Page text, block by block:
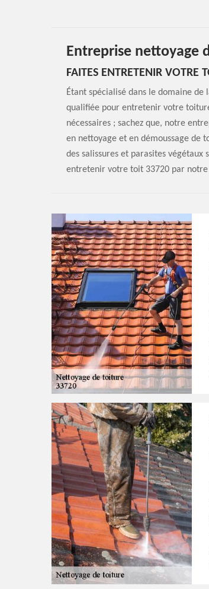
Entreprise nettoyage
FAITES ENTRETENIR VOTRE
Étant spécialisé dans le domaine
qualifiée pour entretenir votre
nécessaires ; sachez que, notre
en nettoyage et en démoussage de
des salissures et parasites
entretenir votre toit 33720 par notre